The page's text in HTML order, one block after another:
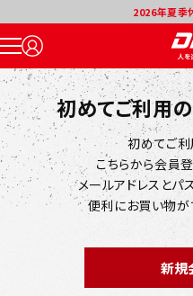
2026年夏季
初めてご利用
初めてご利
こちらから会員
メールアドレスとパ
便利にお買い物が